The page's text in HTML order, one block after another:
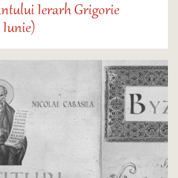
Ierarh Grigorie
Iunie)